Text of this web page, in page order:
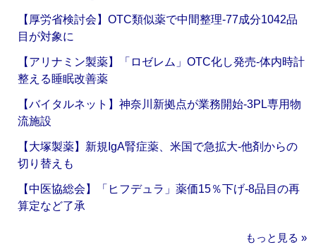
【厚労省検討会】OTC類似薬で中間整理‐77成分1042品
目が対象に
【アリナミン製薬】「ロゼレム」OTC化し発売‐体内時計
整える睡眠改善薬
【バイタルネット】神奈川新拠点が業務開始‐3PL専用物
流施設
【大塚製薬】新規IgA腎症薬、米国で急拡大‐他剤からの
切り替えも
【中医協総会】「ヒフデュラ」薬価15％下げ‐8品目の再
算定など了承
もっと見る »